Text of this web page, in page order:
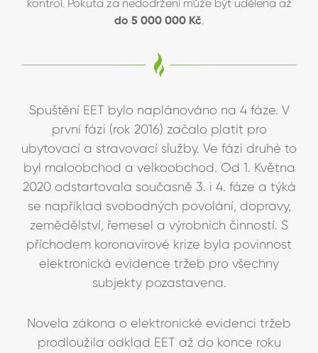
kontrol. Pokuta za nedodržení může být udělena až
do 5 000 000 Kč.
Spuštění EET bylo naplánováno na 4 fáze. V
první fázi (rok 2016) začalo platit pro
ubytovací a stravovací služby. Ve fázi druhé to
byl maloobchod a velkoobchod. Od 1. Května
2020 odstartovala současně 3. i 4. fáze a týká
se například svobodných povolání, dopravy,
zemědělství, řemesel a výrobních činností. S
příchodem koronavirové krize byla povinnost
elektronická evidence tržeb pro všechny
subjekty pozastavena.
Novela zákona o elektronické evidenci tržeb
prodloužila odklad EET až do konce roku